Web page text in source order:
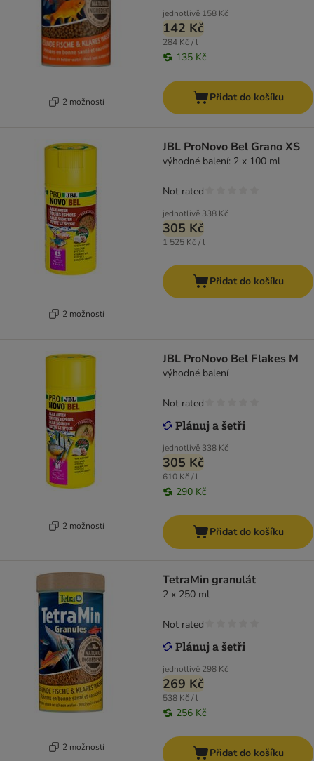
2 možností
jednotlivě 158 Kč
142 Kč
284 Kč / l
135 Kč
Přidat do košíku
2 možností
JBL ProNovo Bel Grano XS
výhodné balení: 2 x 100 ml
jednotlivě 338 Kč
305 Kč
1 525 Kč / l
Not rated
Přidat do košíku
2 možností
JBL ProNovo Bel Flakes M
výhodné balení
jednotlivě 338 Kč
305 Kč
610 Kč / l
290 Kč
Not rated
Přidat do košíku
2 možností
TetraMin granulát
2 x 250 ml
jednotlivě 298 Kč
269 Kč
538 Kč / l
256 Kč
Not rated
Přidat do košíku